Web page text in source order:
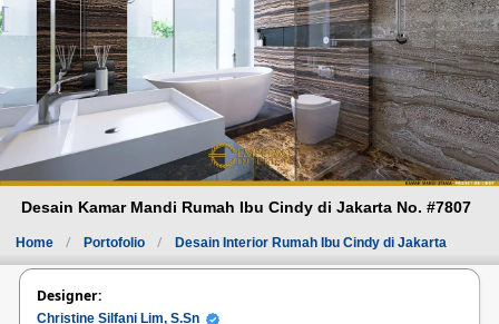
Desain Kamar Mandi Rumah Ibu Cindy di Jakarta No. #7807
Home Portofolio Desain Interior Rumah Ibu Cindy di Jakarta
Designer:
Christine Silfani Lim, S.Sn